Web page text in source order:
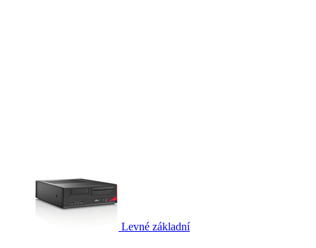
Levné základní